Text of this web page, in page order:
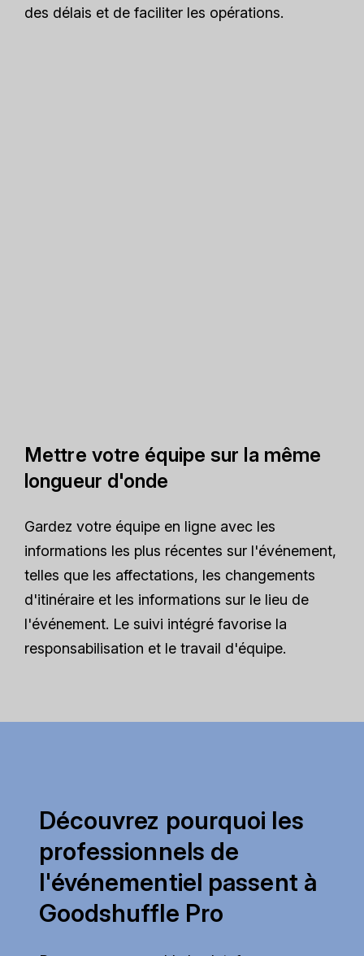
des délais et de faciliter les opérations.
Mettre votre équipe sur la même
longueur d'onde
Gardez votre équipe en ligne avec les
informations les plus récentes sur l'événement,
telles que les affectations, les changements
d'itinéraire et les informations sur le lieu de
l'événement. Le suivi intégré favorise la
responsabilisation et le travail d'équipe.
Découvrez pourquoi les
professionnels de
l'événementiel passent à
Goodshuffle Pro